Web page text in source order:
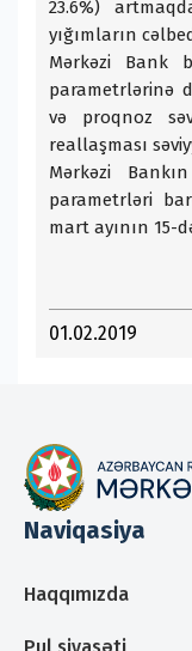
23.6%)
yığımların
Mərkəzi Bank
parametrlərinə
və proqnoz
reallaşması
Mərkəzi
parametrləri
mart ayının 15-
01.02.2019
Naviqasiya
Haqqımızda